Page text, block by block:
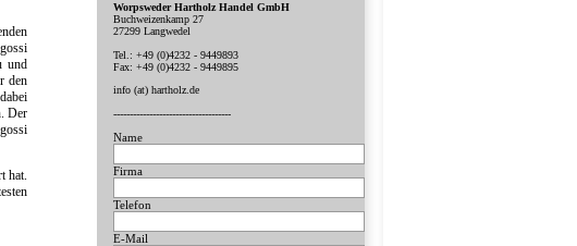
und
den
Der
hat.
Worpsweder Hartholz Handel GmbH
Buchweizenkamp 27
27299 Langwedel
Tel.: +49 (0)4232 - 9449893
Fax: +49 (0)4232 - 9449895
info (at) hartholz.de
------------------------------------
Name
Firma
Telefon
E-Mail